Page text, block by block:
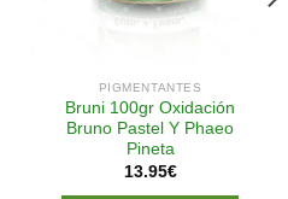
PIGMENTANTES
Bruni 100gr Oxidación
Bruno Pastel Y Phaeo
Pineta
13.95€